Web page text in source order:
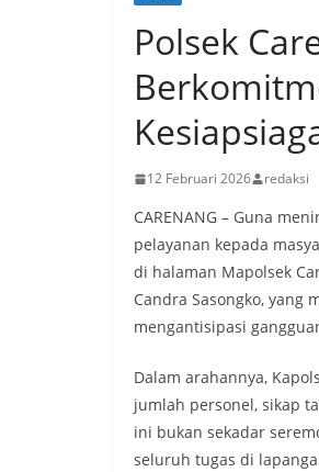
Polsek
12 Februari 2026 redaksi
CARENANG – Guna
pelayanan kepada
di halaman Mapolsek
Candra Sasongko, yang
mengantisipasi
Dalam arahannya,
jumlah personel, sikap
ini bukan sekadar
seluruh tugas di